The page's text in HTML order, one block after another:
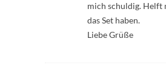
mich schuldig. Helft
das Set haben.
Liebe Grüße